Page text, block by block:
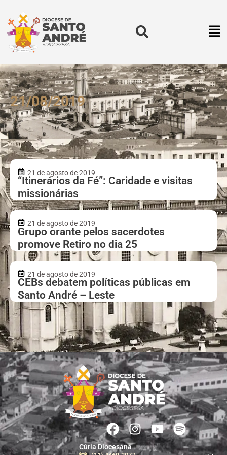
21/08/2019
21 de agosto de 2019
“Itinerários da Fé”: Caridade e visitas
missionárias
21 de agosto de 2019
Grupo orante pelos sacerdotes
promove Retiro no dia 25
21 de agosto de 2019
CEBs debatem políticas públicas em
Santo André – Leste
Cúria Diocesana